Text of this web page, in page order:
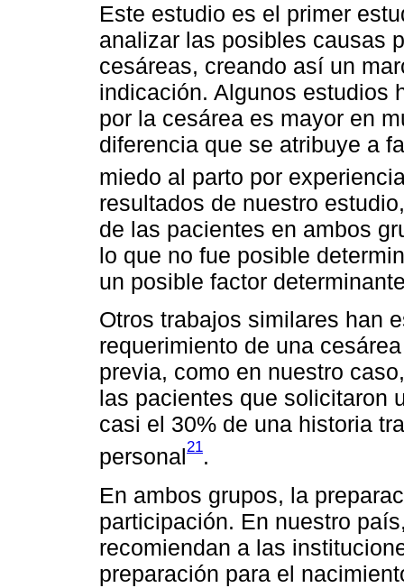
Este estudio es el primer
analizar las posibles causas
cesáreas, creando así un
indicación. Algunos estudios
por la cesárea es mayor en
diferencia que se atribuye a
miedo al parto por
resultados de nuestro
de las pacientes en ambos
lo que no fue posible
un posible factor
Otros trabajos similares han
requerimiento de una
previa, como en nuestro
las pacientes que solicitaron
casi el 30% de una historia
personal21.
En ambos grupos, la
participación. En nuestro
recomiendan a las
preparación para el